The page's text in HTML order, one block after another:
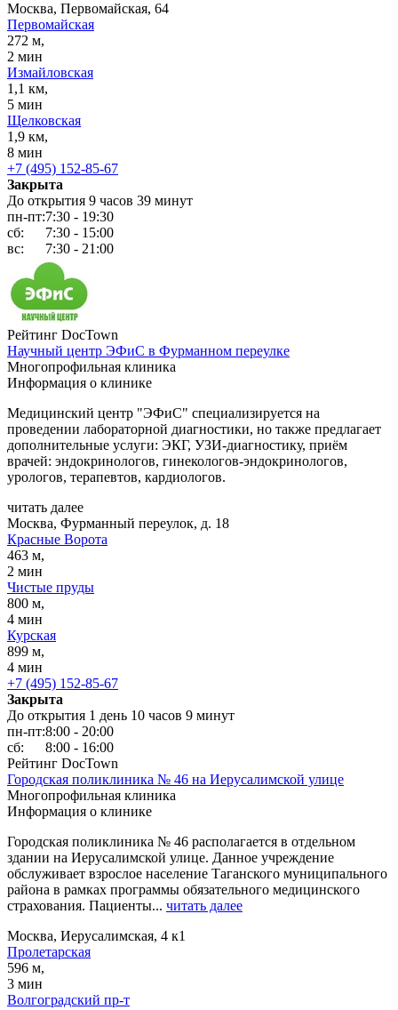
Москва, Первомайская, 64
Первомайская
272 м,
2 мин
Измайловская
1,1 км,
5 мин
Щелковская
1,9 км,
8 мин
+7 (495) 152-85-67
Закрыта
До открытия 9 часов 39 минут
пн-пт:7:30 - 19:30
сб:
7:30 - 15:00
вс:
7:30 - 21:00
Рейтинг DocTown
Научный центр ЭФиС в Фурманном переулке
Многопрофильная клиника
Информация о клинике
Медицинский центр "ЭФиС" специализируется на
проведении лабораторной диагностики, но также предлагает
дополнительные услуги: ЭКГ, УЗИ-диагностику, приём
врачей: эндокринологов, гинекологов-эндокринологов,
урологов, терапевтов, кардиологов.
читать далее
Москва, Фурманный переулок, д. 18
Красные Ворота
463 м,
2 мин
Чистые пруды
800 м,
4 мин
Курская
899 м,
4 мин
+7 (495) 152-85-67
Закрыта
До открытия 1 день 10 часов 9 минут
пн-пт:8:00 - 20:00
сб:
8:00 - 16:00
Рейтинг DocTown
Городская поликлиника № 46 на Иерусалимской улице
Многопрофильная клиника
Информация о клинике
Городская поликлиника № 46 располагается в отдельном
здании на Иерусалимской улице. Данное учреждение
обслуживает взрослое население Таганского муниципального
района в рамках программы обязательного медицинского
страхования. Пациенты... читать далее
Москва, Иерусалимская, 4 к1
Пролетарская
596 м,
3 мин
Волгоградский пр-т